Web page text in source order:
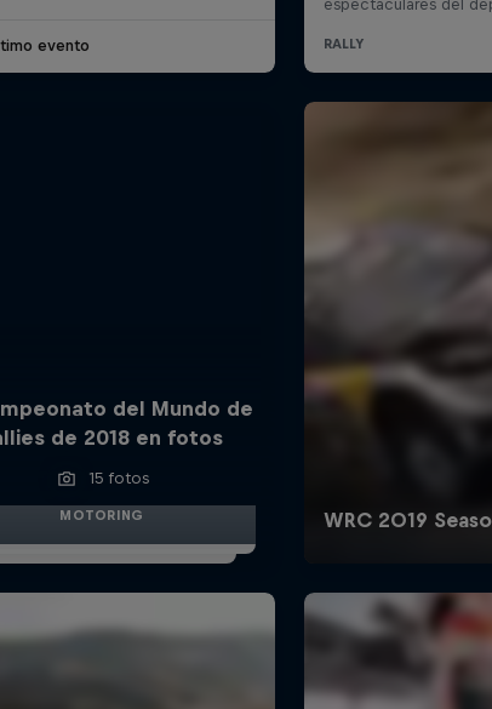
evento
del Mundo de
de 2018 en fotos
15 fotos
MOTORING